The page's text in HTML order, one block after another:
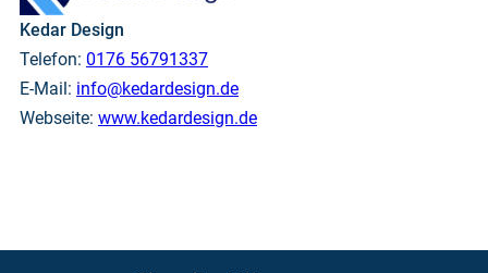
Kedar Design
Telefon: 0176 56791337
E-Mail: info@kedardesign.de
Webseite: www.kedardesign.de